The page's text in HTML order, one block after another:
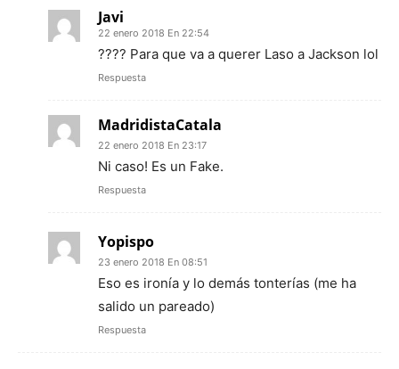
Javi
22 enero 2018 En 22:54
???? Para que va a querer Laso a Jackson lol
Respuesta
MadridistaCatala
22 enero 2018 En 23:17
Ni caso! Es un Fake.
Respuesta
Yopispo
23 enero 2018 En 08:51
Eso es ironía y lo demás tonterías (me ha
salido un pareado)
Respuesta